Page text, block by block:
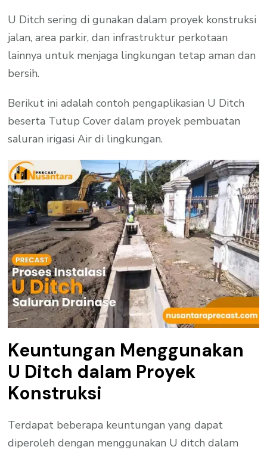
U Ditch sering di gunakan dalam proyek konstruksi
jalan, area parkir, dan infrastruktur perkotaan
lainnya untuk menjaga lingkungan tetap aman dan
bersih.
Berikut ini adalah contoh pengaplikasian U Ditch
beserta Tutup Cover dalam proyek pembuatan
saluran irigasi Air di lingkungan.
Keuntungan Menggunakan
U Ditch dalam Proyek
Konstruksi
Terdapat beberapa keuntungan yang dapat
diperoleh dengan menggunakan U ditch dalam